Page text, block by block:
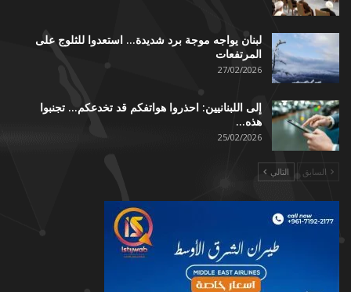
لبنان يواجه موجة برد شديدة… استعدوا للثلوج على
المرتفعات
27/02/2026
إلى اللبنانيين: احذروا هواتفكم قد تخدعكم… تجنبوا
هذه…
25/02/2026
السابق التالي